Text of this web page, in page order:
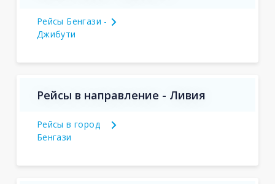
Рейсы Бенгази -
Джибути
Рейсы в направление - Ливия
Рейсы в город
Бенгази